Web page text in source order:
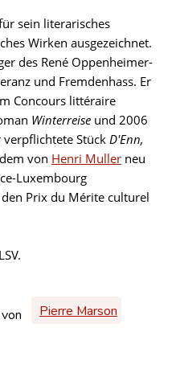
sein literarisches
Wirken ausgezeichnet.
des René Oppenheimer-
und Fremdenhass. Er
Concours littéraire
Winterreise und 2006
Stück D'Enn,
von Henri Muller neu
Luxembourg
Prix du Mérite culturel
Pierre Marson